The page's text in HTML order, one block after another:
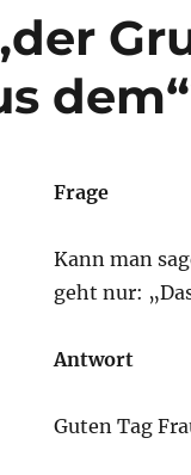
Frage
Kann man
geht nur:
Antwort
Guten Tag